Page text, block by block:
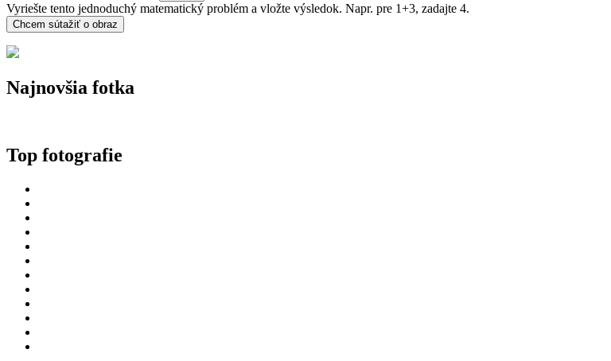
Vyriešte tento jednoduchý matematický problém a vložte výsledok. Napr. pre 1+3, zadajte 4.
Najnovšia fotka
Top fotografie